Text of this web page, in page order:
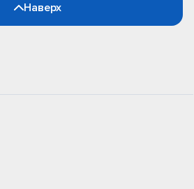
Наверх